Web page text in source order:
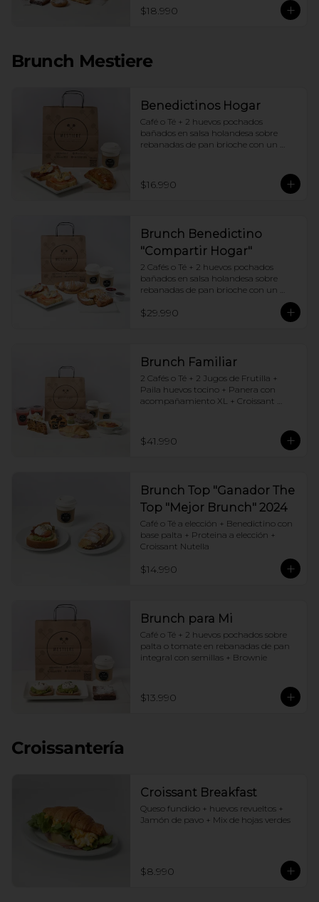
$18.990
Brunch Mestiere
Benedictinos Hogar
Café o Té + 2 huevos pochados
bañados en salsa holandesa sobre
rebanadas de pan brioche con un
$16.990
Brunch Benedictino
"Compartir Hogar"
2 Cafés o Té + 2 huevos pochados
bañados en salsa holandesa sobre
rebanadas de pan brioche con un
ingrediente de tu elección + Tostadas
francesas + Croissant de tu elección
$29.990
Brunch Familiar
2 Cafés o Té + 2 Jugos de Frutilla +
Paila huevos tocino + Panera con
acompañamiento XL + Croissant
$41.990
Brunch Top "Ganador The
Top "Mejor Brunch" 2024
Café o Té a elección + Benedictino con
base palta + Proteina a elección +
Croissant Nutella
$14.990
Brunch para Mi
Café o Té + 2 huevos pochados sobre
palta o tomate en rebanadas de pan
integral con semillas + Brownie
$13.990
Croissantería
Croissant Breakfast
Queso fundido + huevos revueltos +
Jamón de pavo + Mix de hojas verdes
$8.990